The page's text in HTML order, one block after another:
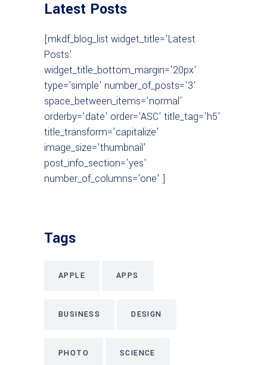
Latest Posts
[mkdf_blog_list widget_title='Latest
Posts'
widget_title_bottom_margin='20px'
type='simple' number_of_posts='3'
space_between_items='normal'
orderby='date' order='ASC' title_tag='h5'
title_transform='capitalize'
image_size='thumbnail'
post_info_section='yes'
number_of_columns='one' ]
Tags
APPLE APPS
BUSINESS DESIGN
PHOTO SCIENCE